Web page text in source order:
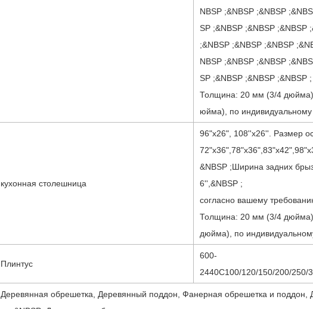
NBSP ;&NBSP ;&NBSP
SP ;&NBSP ;&NBSP ;&NBSP
;&NBSP ;&NBSP ;&NBSP
NBSP ;&NBSP ;&NBSP
SP ;&NBSP ;&NBSP ;&NBSP ;
Толщина: 20 мм (3/4
юйма), по индивидуальному
кухонная столешница
96"х26", 108''x26''. Размер
&NBSP ;Ширина задних
6'',&NBSP ;
согласно вашему
Толщина: 20 мм (3/4
дюйма), по
Плинтус
600-
2440С100/120/150/200/250/
Деревянная обрешетка, Деревянный поддон, Фанерная обрешетка и поддон,